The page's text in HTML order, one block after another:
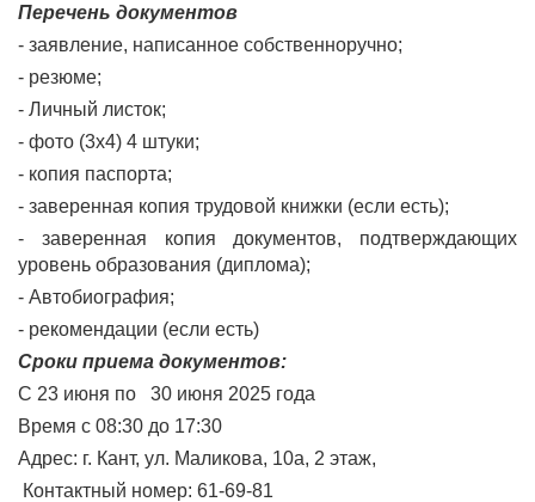
Перечень документов
- заявление, написанное собственноручно;
- резюме;
- Личный листок;
- фото (3х4) 4 штуки;
- копия паспорта;
- заверенная копия трудовой книжки (если есть);
- заверенная копия документов, подтверждающих
уровень образования (диплома);
- Автобиография;
- рекомендации (если есть)
Сроки приема документов:
С 23 июня по 30 июня 2025 года
Время с 08:30 до 17:30
Адрес: г. Кант, ул. Маликова, 10а, 2 этаж,
Контактный номер: 61-69-81